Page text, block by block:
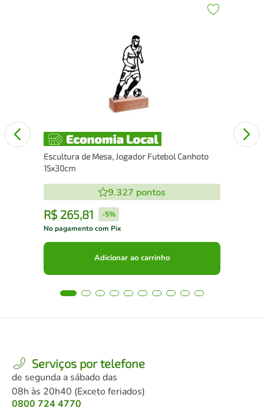
Escultura de Mesa, Jogador Futebol Canhoto
15x30cm
9.327 pontos
R$ 265,81 -5%
No pagamento com Pix
Adicionar ao carrinho
Serviços por telefone
de segunda a sábado das
08h às 20h40 (Exceto feriados)
0800 724 4770